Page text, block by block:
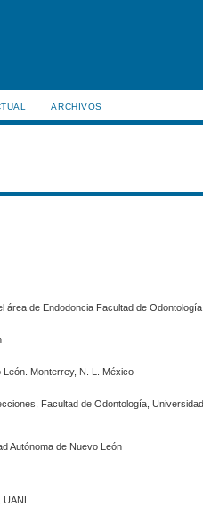
ARCHIVOS
área de Endodoncia Facultad de
León. Monterrey, N. L. México
Facultad de Odontología,
Autónoma de Nuevo León